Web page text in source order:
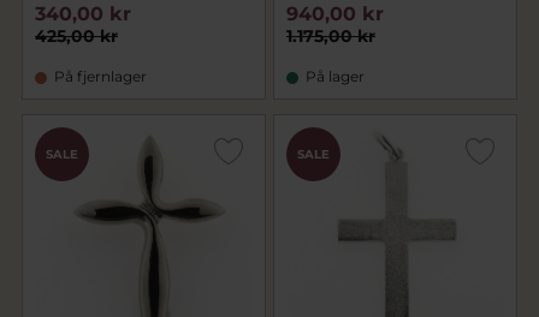
425,00 kr
340,00 kr
På fjernlager
1.175,00 kr
940,00 kr
På lager
SALE SALE